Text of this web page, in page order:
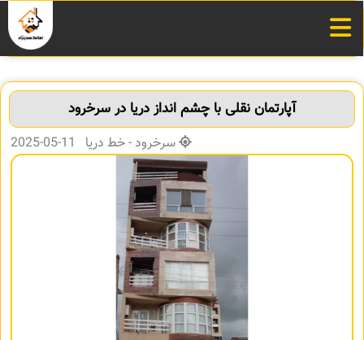
آپارتمان نقلی با چشم انداز دریا در سرخرود
سرخرود - خط دریا 11-05-2025